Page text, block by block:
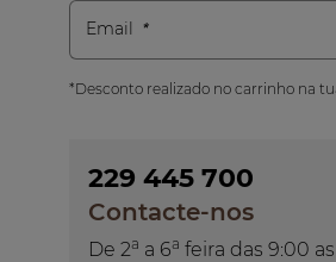
Email
*Desconto realizado no carrinho na
229 445 700
Contacte-nos
De 2a a 6a feira das 9:00